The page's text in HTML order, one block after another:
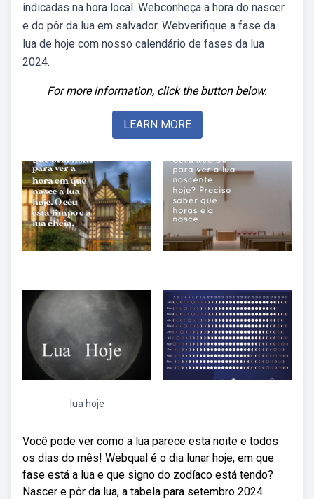
indicadas na hora local. Webconheça a hora do nascer
e do pôr da lua em salvador. Webverifique a fase da
lua de hoje com nosso calendário de fases da lua
2024.
For more information, click the button below.
LEARN MORE
lua hoje
Você pode ver como a lua parece esta noite e todos
os dias do mês! Webqual é o dia lunar hoje, em que
fase está a lua e que signo do zodíaco está tendo?
Nascer e pôr da lua, a tabela para setembro 2024.